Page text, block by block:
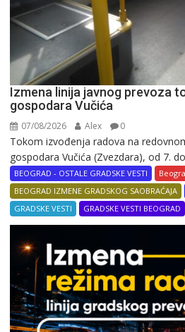
Izmena linija javnog prevoza
gospodara Vučića
07/08/2026 Alex 0
Tokom izvođenja radova na
gospodara Vučića (Zvezdara), od 7.
BEOGRAD - OSTALE GRADSKE VESTI
BEOGRAD IZMENE GRADSKOG SAOBRAĆAJA
GRADSKE VESTI
GRADSKE VESTI BEOGRAD